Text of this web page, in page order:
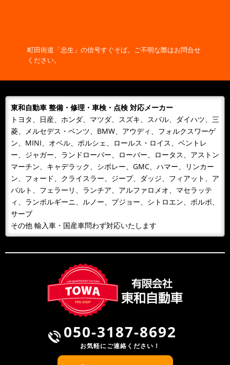
WEBサイトをリニューアルオープンしました！
東和自動車 WEBサイトをリニューアルオープンしまし
WEBサイトを覗きに来て下さ...
町田街道「忠生」の信号すぐそば。ご不明な際はお問合せ
ください。
東和自動車 整備・修理・車検・点検 対応メーカー
トヨタ、日産、ホンダ、マツダ、スズキ、スバル、ダイハツ、三
菱、メルセデス・ベンツ、BMW、アウディ、フォルクスワーゲ
ン、MINI、オペル、ポルシェ、ロールス・ロイス、ベントレ
ー、ジャガー、ランドローバー、ローバー、ロータス、アストン
マーチン、キャデラック、シボレー、GMC、ハマー、リンカー
ン、フォード、クライスラー、ジープ、ダッジ、フィアット、ア
バルト、フェラーリ、ランチア、アルファロメオ、マセラッテ
ィ、ランボルギーニ、ルノー、プジョー、シトロエン、ボルボ、
サーブ
その他 輸入車・国産車問わず対応いたします
050-3187-8692
お気軽にご連絡ください！